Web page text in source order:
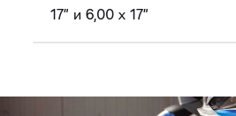
17” и 6,00 x 17”